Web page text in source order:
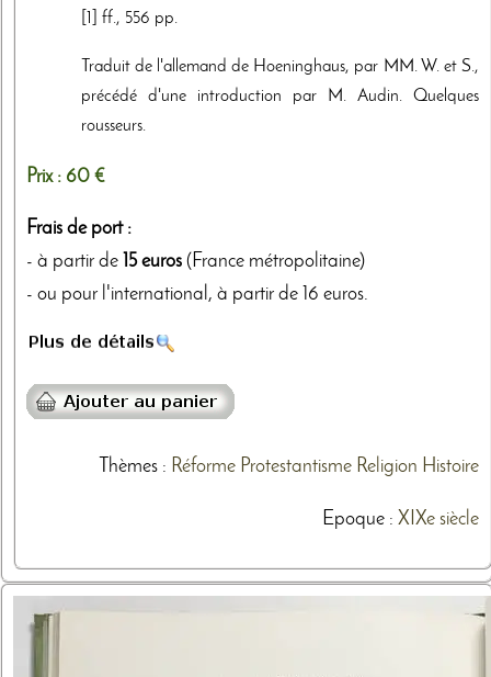
[1] ff., 556 pp.
Traduit de l'allemand de Hoeninghaus, par MM. W. et S.,
précédé d'une introduction par M. Audin. Quelques
rousseurs.
Prix : 60 €
Frais de port :
- à partir de 15 euros (France métropolitaine)
- ou pour l'international, à partir de 16 euros.
Thèmes: Réforme Protestantisme Religion Histoire
Epoque : XIXe siècle